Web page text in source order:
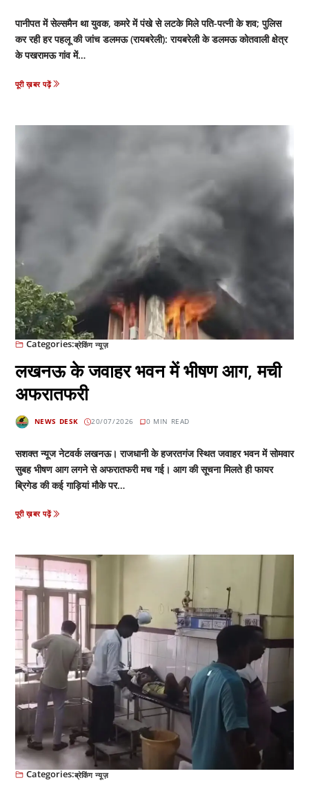
पानीपत में सेल्समैन था युवक, कमरे में पंखे से लटके मिले पति-पत्नी के शव; पुलिस
कर रही हर पहलू की जांच डलमऊ (रायबरेली): रायबरेली के डलमऊ कोतवाली क्षेत्र
के पखरामऊ गांव में…
पूरी ख़बर पढ़ें
Categories:ब्रेकिंग न्यूज़
लखनऊ के जवाहर भवन में भीषण आग, मची
अफरातफरी
NEWS DESK 20/07/2026 0 MIN READ
सशक्त न्यूज नेटवर्क लखनऊ। राजधानी के हजरतगंज स्थित जवाहर भवन में सोमवार
सुबह भीषण आग लगने से अफरातफरी मच गई। आग की सूचना मिलते ही फायर
ब्रिगेड की कई गाड़ियां मौके पर…
पूरी ख़बर पढ़ें
Categories:ब्रेकिंग न्यूज़